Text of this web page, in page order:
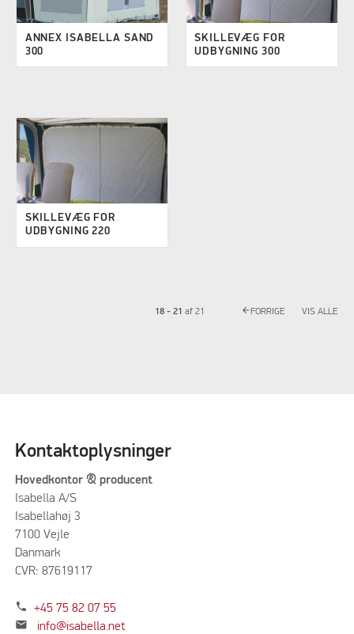
ANNEX ISABELLA SAND
300
SKILLEVÆG FOR
UDBYGNING 300
SKILLEVÆG FOR
UDBYGNING 220
18 - 21 af21 arrow_back FORRIGE VIS ALLE
Kontaktoplysninger
Hovedkontor & producent
Isabella A/S
Isabellahøj 3
7100 Vejle
Danmark
CVR: 87619117
phone +45 75 82 07 55
mail info@isabella.net